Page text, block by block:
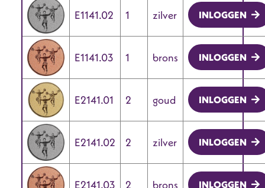
E1141.02 1 zilver INLOGGEN
E1141.03 1 brons INLOGGEN
E2141.01 2 goud INLOGGEN
E2141.02 2 zilver INLOGGEN
E2141.03 2 brons INLOGGEN